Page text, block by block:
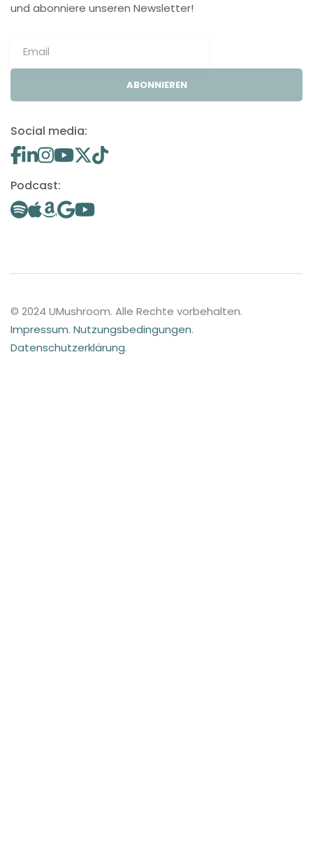
und abonniere unseren Newsletter!
ABONNIEREN
Social media:
Podcast:
© 2024 UMushroom. Alle Rechte vorbehalten.
Impressum. Nutzungsbedingungen.
Datenschutzerklärung.